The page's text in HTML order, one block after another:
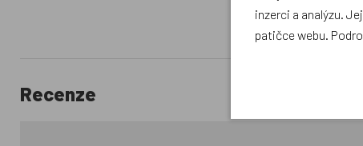
Recenze
inzerci a analýzu.
patičce webu.